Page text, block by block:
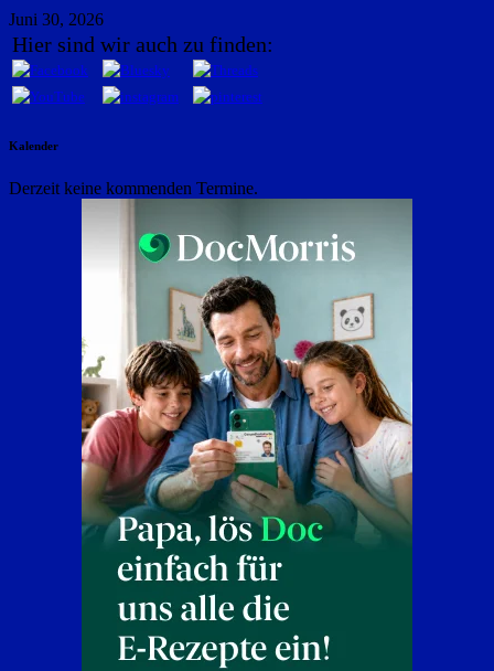
Juni 30, 2026
Hier sind wir auch zu finden:
Kalender
Derzeit keine kommenden Termine.